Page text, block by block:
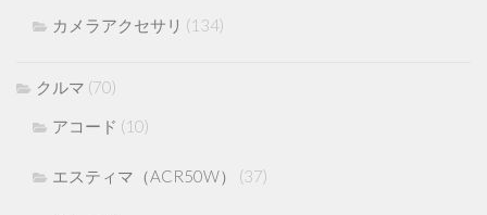
カメラアクセサリ (134)
クルマ (70)
アコード (10)
エスティマ（ACR50W） (37)